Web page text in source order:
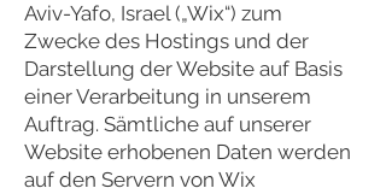
Aviv-Yafo, Israel („Wix“) zum
Zwecke des Hostings und der
Darstellung der Website auf Basis
einer Verarbeitung in unserem
Auftrag. Sämtliche auf unserer
Website erhobenen Daten werden
auf den Servern von Wix